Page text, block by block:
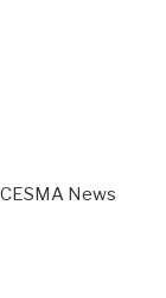
News